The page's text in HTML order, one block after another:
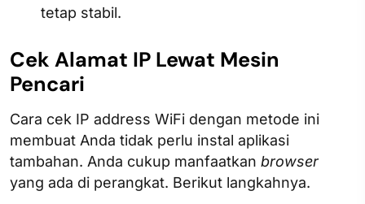
tetap stabil.
Cek Alamat IP Lewat Mesin
Pencari
Cara cek IP address WiFi dengan metode ini
membuat Anda tidak perlu instal aplikasi
tambahan. Anda cukup manfaatkan browser
yang ada di perangkat. Berikut langkahnya.